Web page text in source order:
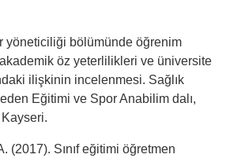
yöneticiliği bölümünde öğrenim
öz yeterlilikleri ve üniversite
ilişkinin incelenmesi. Sağlık
Eğitimi ve Spor Anabilim dalı,
(2017). Sınıf eğitimi öğretmen